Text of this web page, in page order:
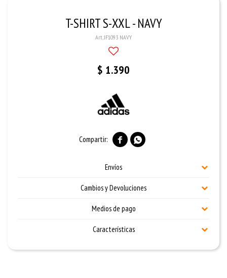
T-SHIRT S-XXL - NAVY
JF1093 NAVY
$ 1.390
 
Envíos
Cambios y Devoluciones
Medios de pago
Características